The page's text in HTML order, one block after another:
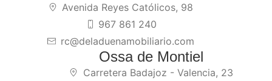
Avenida Reyes Católicos, 98
967 861 240
rc@deladuenamobiliario.com
Ossa de Montiel
Carretera Badajoz - Valencia, 23